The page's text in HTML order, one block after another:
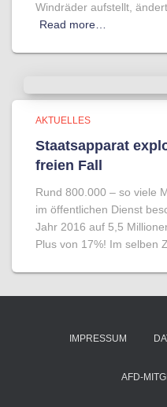
Windräder aufstellt,
Read more…
AKTUELLES
Staatsapparat
freien Fall
Rund 800.000 – so viele
im öffentlichen Dienst
Jahr 2016 auf 5,5
Plus von 17%! Im selben
IMPRESSUM
AFD-